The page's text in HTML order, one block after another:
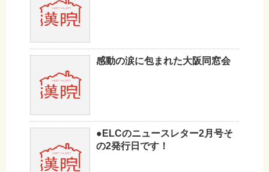
感動の涙に包まれた大阪同窓会
●ELCのニュースレター2月号そ
の2発行日です！